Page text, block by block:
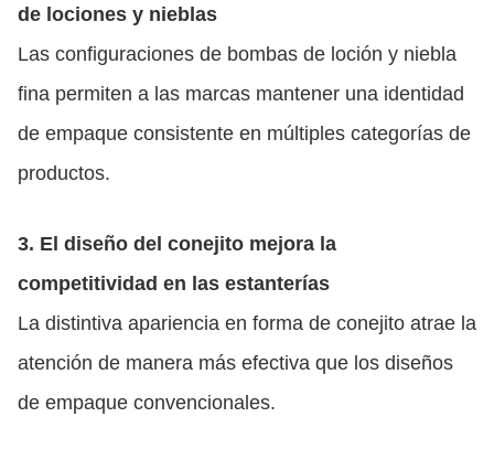
de lociones y nieblas
Las configuraciones de bombas de loción y niebla
fina permiten a las marcas mantener una identidad
de empaque consistente en múltiples categorías de
productos.
3. El diseño del conejito mejora la
competitividad en las estanterías
La distintiva apariencia en forma de conejito atrae la
atención de manera más efectiva que los diseños
de empaque convencionales.